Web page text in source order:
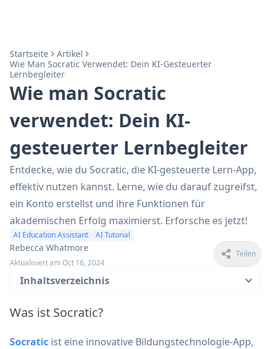
Startseite
Artikel
Wie Man Socratic Verwendet: Dein KI-Gesteuerter
Lernbegleiter
Wie man Socratic
verwendet: Dein KI-
gesteuerter Lernbegleiter
Entdecke, wie du Socratic, die KI-gesteuerte Lern-App,
effektiv nutzen kannst. Lerne, wie du darauf zugreifst,
ein Konto erstellst und ihre Funktionen für
akademischen Erfolg maximierst. Erforsche es jetzt!
AI Education Assistant AI Tutorial
Rebecca Whatmore
Aktualisiert am Oct 16, 2024
Teilen
Inhaltsverzeichnis
Was ist Socratic?
Socratic ist eine innovative Bildungstechnologie-App,